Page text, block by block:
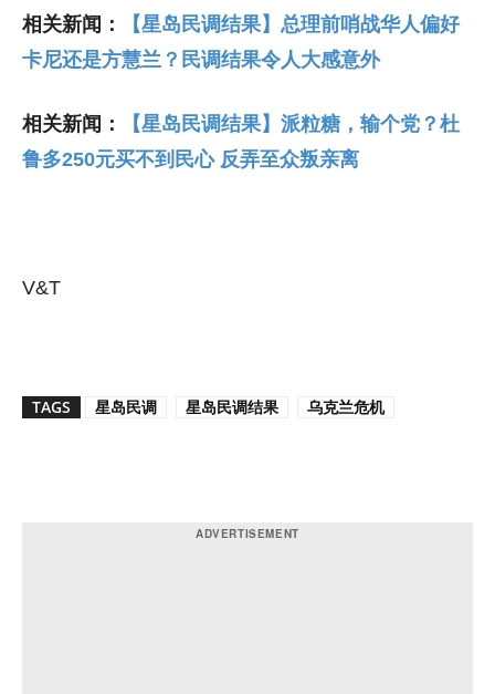
相关新闻：
【星岛民调结果】总理前哨战华人偏好
卡尼还是方慧兰？民调结果令人大感意外
相关新闻：
【星岛民调结果】派粒糖，输个党？杜
鲁多250元买不到民心 反弄至众叛亲离
V&T
TAGS 星岛民调 星岛民调结果 乌克兰危机